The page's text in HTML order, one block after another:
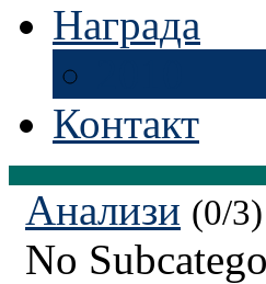
Награда
Контакт
Анализи (0/3)
No